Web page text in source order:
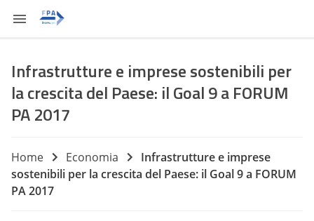
Infrastrutture e imprese sostenibili per
la crescita del Paese: il Goal 9 a FORUM
PA 2017
Home Economia
Infrastrutture e imprese
sostenibili per la crescita del Paese: il Goal 9 a FORUM
PA 2017